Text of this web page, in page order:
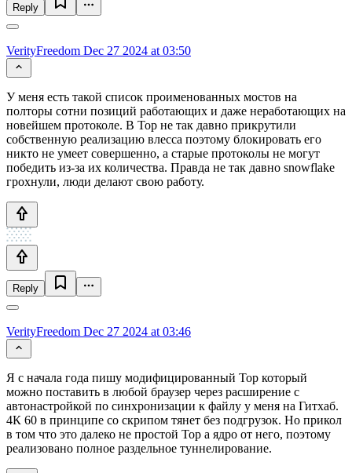
Reply
VerityFreedom Dec 27 2024 at 03:50
У меня есть такой список проименованных мостов на
полторы сотни позиций работающих и даже неработающих на
новейшем протоколе. В Тор не так давно прикрутили
собственную реализацию влесса поэтому блокировать его
никто не умеет совершенно, а старые протоколы не могут
победить из-за их количества. Правда не так давно snowflake
грохнули, люди делают свою работу.
Reply
VerityFreedom Dec 27 2024 at 03:46
Я с начала года пишу модифицированный Тор который
можно поставить в любой браузер через расширение с
автонастройкой по синхронизации к файлу у меня на Гитхаб.
4К 60 в принципе со скрипом тянет без подгрузок. Но прикол
в том что это далеко не простой Тор а ядро от него, поэтому
реализовано полное раздельное туннелирование.